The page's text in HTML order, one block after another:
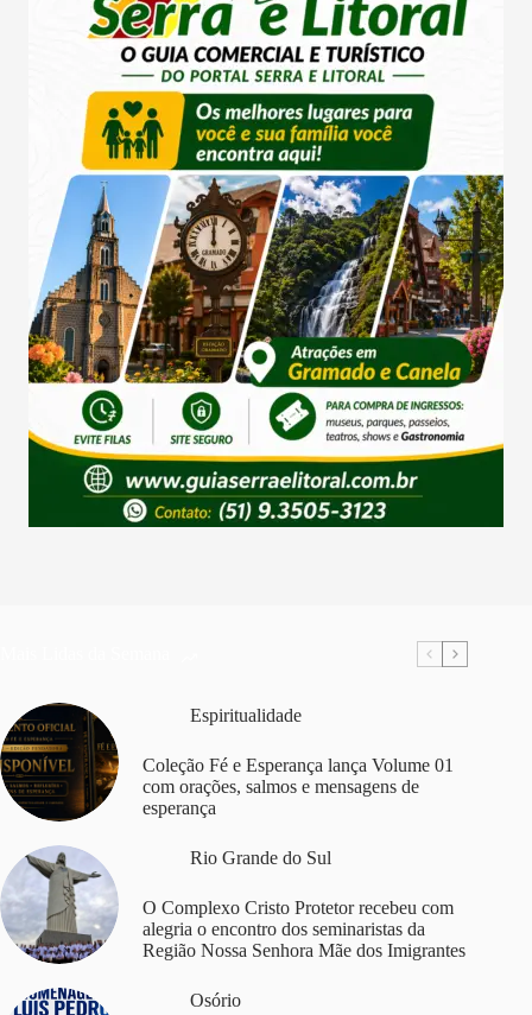
Espiritualidade
Coleção Fé e Esperança lança Volume 01
com orações, salmos e mensagens de
esperança
Rio Grande do Sul
O Complexo Cristo Protetor recebeu com
alegria o encontro dos seminaristas da
Região Nossa Senhora Mãe dos Imigrantes
Osório